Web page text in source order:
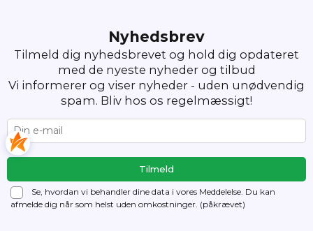
Nyhedsbrev
Tilmeld dig nyhedsbrevet og hold dig opdateret
med de nyeste nyheder og tilbud
Vi informerer og viser nyheder - uden unødvendig
spam. Bliv hos os regelmæssigt!
Se, hvordan vi behandler dine data i vores Meddelelse. Du kan
afmelde dig når som helst uden omkostninger. (påkrævet)